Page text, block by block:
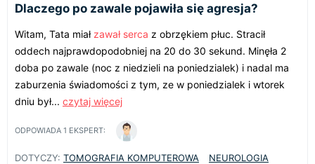
Dlaczego po zawale pojawiła się agresja?
Witam, Tata miał zawał serca z obrzękiem płuc. Stracił
oddech najprawdopodobniej na 20 do 30 sekund. Minęła 2
doba po zawale (noc z niedzieli na poniedzialek) i nadal ma
zaburzenia świadomości z tym, ze w poniedzialek i wtorek
dniu był... czytaj więcej
ODPOWIADA 1 EKSPERT:
DOTYCZY: TOMOGRAFIA KOMPUTEROWA
NEUROLOGIA